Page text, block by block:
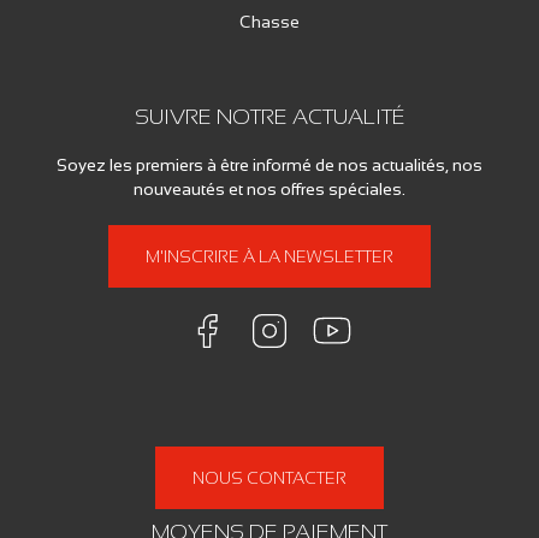
Chasse
SUIVRE NOTRE ACTUALITÉ
Soyez les premiers à être informé de nos actualités, nos
nouveautés et nos offres spéciales.
M'INSCRIRE À LA NEWSLETTER
NOUS CONTACTER
MOYENS DE PAIEMENT